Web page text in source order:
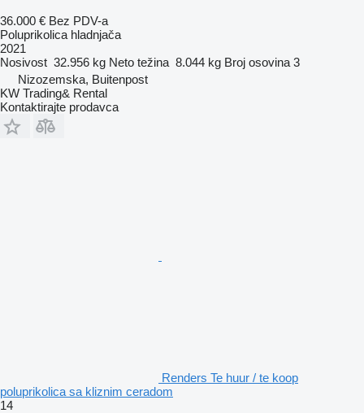
36.000 € Bez PDV-a
Poluprikolica hladnjača
2021
Nosivost 32.956 kg Neto težina 8.044 kg Broj osovina 3
Nizozemska, Buitenpost
KW Trading& Rental
Kontaktirajte prodavca
Renders Te huur / te koop
poluprikolica sa kliznim ceradom
14